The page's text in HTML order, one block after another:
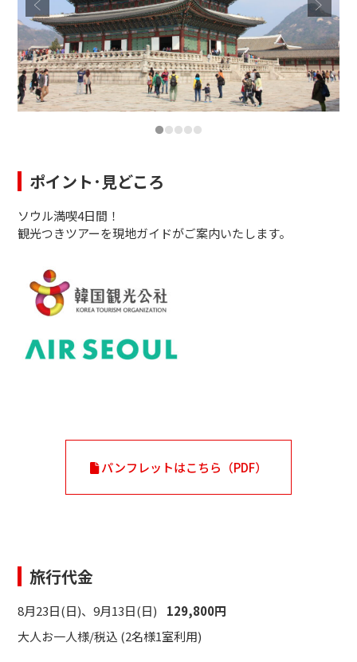
ポイント･見どころ
ソウル満喫4日間！
観光つきツアーを現地ガイドがご案内いたします。
パンフレットはこちら（PDF）
旅行代金
8月23日(日)、9月13日(日)
129,800円
大人お一人様/税込 (2名様1室利用)